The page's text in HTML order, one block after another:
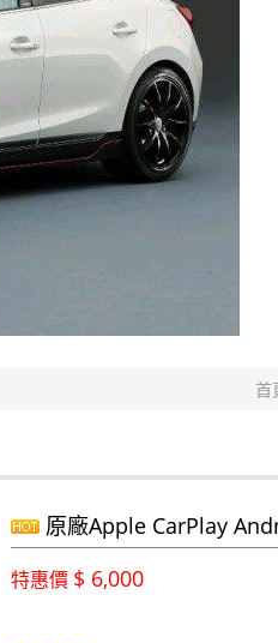
首
原廠Apple CarPlay
特惠價 $ 6,000